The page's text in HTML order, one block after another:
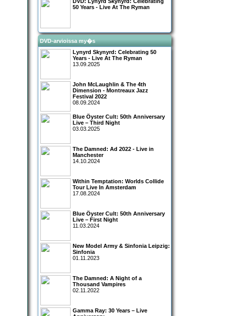
DVD: Lynyrd Skynyrd: Celebrating
50 Years - Live At The Ryman
DVD-arvioissa my�s
Lynyrd Skynyrd: Celebrating 50
Years - Live At The Ryman
13.09.2025
John McLaughlin & The 4th
Dimension - Montreaux Jazz
Festival 2022
08.09.2024
Blue Öyster Cult: 50th Anniversary
Live – Third Night
03.03.2025
The Damned: Ad 2022 - Live in
Manchester
14.10.2024
Within Temptation: Worlds Collide
Tour Live In Amsterdam
17.08.2024
Blue Öyster Cult: 50th Anniversary
Live – First Night
11.03.2024
New Model Army & Sinfonia Leipzig:
Sinfonia
01.11.2023
The Damned: A Night of a
Thousand Vampires
02.11.2022
Gamma Ray: 30 Years – Live